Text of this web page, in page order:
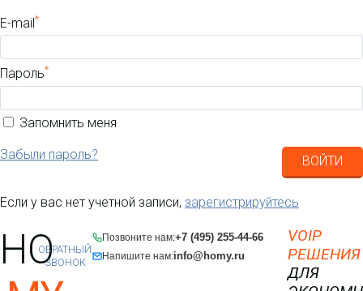
E-mail *
Пароль*
Запомнить меня
Забыли пароль? ВОЙТИ
Если у вас нет учетной записи, зарегистрируйтесь
HO
Позвоните нам:+7 (495) 255-44-66
Напишите нам:info@homy.ru
ОБРАТНЫЙ
ЗВОНОК
VOIP
РЕШЕНИЯ
ДЛЯ